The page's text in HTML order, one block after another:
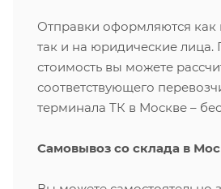
Отправки оформляются как
так и на юридические
стоимость вы можете
соответствующего
терминала ТК в Москве –
Самовывоз со склада в